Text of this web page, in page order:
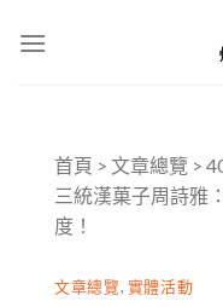
首頁 > 文章總覽 >
三統漢菓子周詩雅
度！
文章總覽, 實體活動